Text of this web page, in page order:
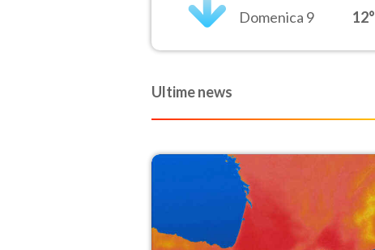
Domenica 9 12°
Ultime news